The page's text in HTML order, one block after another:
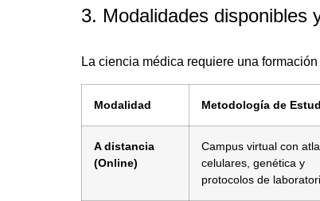
3. Modalidades disponibles
La ciencia médica requiere una
Modalidad Metodología de
A distancia
(Online)
Campus virtual con
celulares, genética y
protocolos de